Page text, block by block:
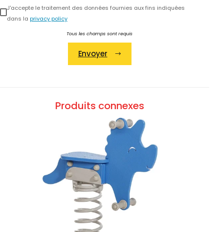
J'accepte le traitement des données fournies aux fins indiquées
dans la privacy policy
Tous les champs sont requis
Envoyer
Produits connexes